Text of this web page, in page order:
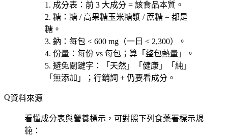
成分表 ：前 3 大成分 = 該食品本質。
糖 ：糖 / 高果糖玉米糖漿 / 蔗糖 = 都是
糖。
鈉 ：每包 < 600 mg（一日 < 2,300）。
份量 ：每份 vs 每包；算「整包熱量」。
避免關鍵字 ：「天然」「健康」「純」
「無添加」；行銷詞 + 仍要看成分。
資料來源
看懂成分表與營養標示，可對照下列食藥署標示規
範：